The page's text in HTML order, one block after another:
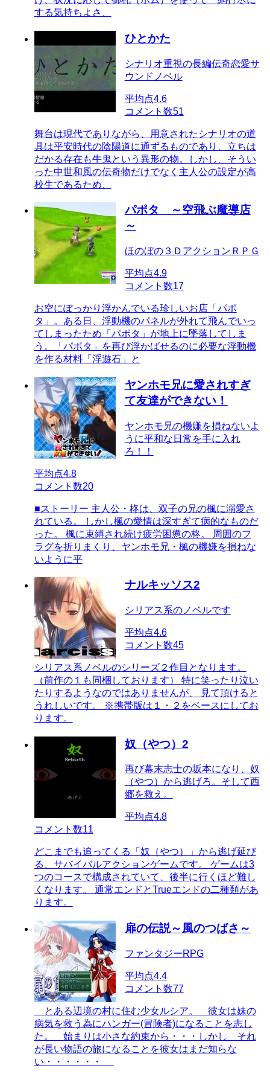
する気持ちよさ、
ひとかた
シナリオ重視の長編伝奇恋愛サ
ウンドノベル
平均点4.6
コメント数51
舞台は現代でありながら、用意されたシナリオの道
具は平安時代の陰陽道に通ずるものであり、立ちは
だかる存在も牛鬼という異形の物。しかし、そうい
った中世和風の伝奇物だけでなく主人公の設定が高
校生であるため、
パポタ ～空飛ぶ魔導店
～
ほのぼの３ＤアクションＲＰＧ
平均点4.9
コメント数17
お空にぽっかり浮かんでいる珍しいお店「パポ
タ」。ある日、浮動機のパネルが外れて飛んでいっ
てしまったため「パポタ」が地上に墜落してしま
う。「パポタ」を再び浮かばせるのに必要な浮動機
を作る材料「浮遊石」と
ヤンホモ兄に愛されすぎ
て友達ができない！
ヤンホモ兄の機嫌を損ねないよ
うに平和な日常を手に入れ
ろ！！
平均点4.8
コメント数20
■ストーリー 主人公・柊は、双子の兄の楓に溺愛さ
れている。 しかし楓の愛情は深すぎて病的なものだ
った。 楓に束縛され続け疲労困憊の柊。 周囲のフ
ラグを折りまくり、ヤンホモ兄・楓の機嫌を損ねな
いように平
ナルキッソス2
シリアス系のノベルです
平均点4.6
コメント数45
シリアス系ノベルのシリーズ２作目となります。
（前作の１も同梱しております） 特に笑ったり泣い
たりするようなのではありませんが、 見て頂けると
うれしいです。 ※携帯版は１・２をベースにしてお
ります。
奴（やつ）2
再び幕末志士の坂本になり、奴
（やつ）から逃げろ。そして西
郷を救え。
平均点4.8
コメント数11
どこまでも追ってくる「奴（やつ）」から逃げ延び
る、サバイバルアクションゲームです。 ゲームは3
つのコースで構成されていて、後半に行くほど難し
くなります。 通常エンドとTrueエンドの二種類があ
ります。
扉の伝説～風のつばさ～
ファンタジーRPG
平均点4.4
コメント数77
とある辺境の村に住む少女ルシア。 彼女は妹の
病気を救う為にハンガー(冒険者)になることを志し
た。 始まりは小さな約束から・・・しかし それ
が長い物語の旅になることを彼女はまだ知らな
い・・・・・・